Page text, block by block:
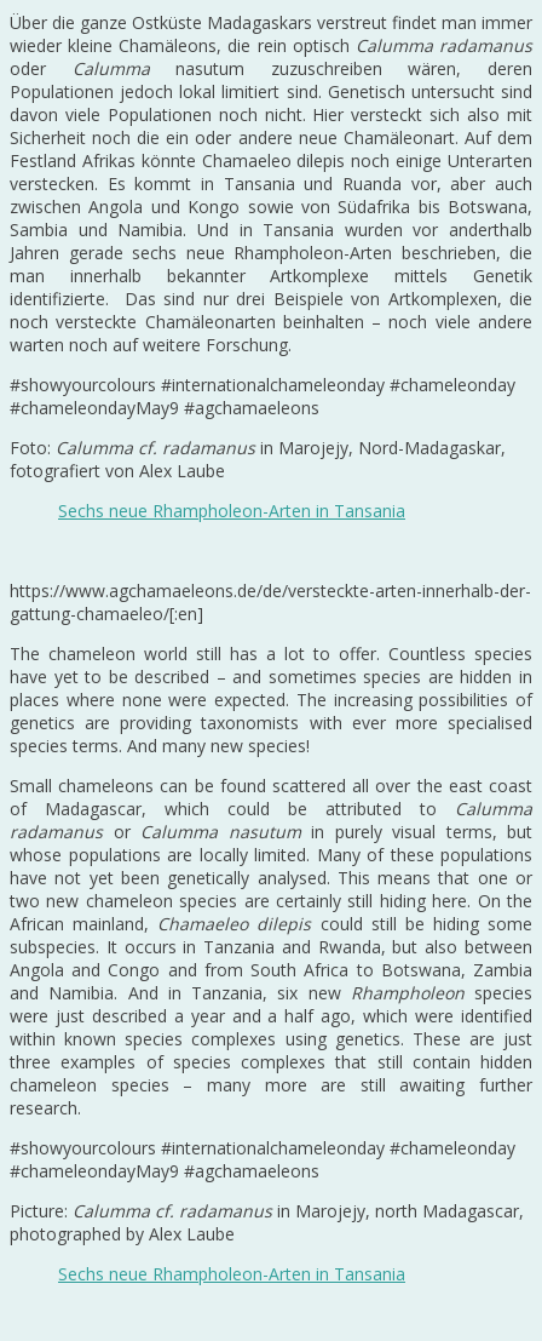
Über die ganze Ostküste Madagaskars verstreut findet man immer
wieder kleine Chamäleons, die rein optisch Calumma radamanus
oder
Calummanasutum zuzuschreiben wären, deren
Populationen jedoch lokal limitiert sind. Genetisch untersucht sind
davon viele Populationen noch nicht. Hier versteckt sich also mit
Sicherheit noch die ein oder andere neue Chamäleonart. Auf dem
Festland Afrikas könnte Chamaeleo dilepis noch einige Unterarten
verstecken. Es kommt in Tansania und Ruanda vor, aber auch
zwischen Angola und Kongo sowie von Südafrika bis Botswana,
Sambia und Namibia. Und in Tansania wurden vor anderthalb
Jahren gerade sechs neue Rhampholeon-Arten beschrieben, die
man innerhalb bekannter Artkomplexe mittels Genetik
identifizierte. Das sind nur drei Beispiele von Artkomplexen, die
noch versteckte Chamäleonarten beinhalten – noch viele andere
warten noch auf weitere Forschung.
#showyourcolours #internationalchameleonday #chameleonday
#chameleondayMay9 #agchamaeleons
Foto: Calumma cf. radamanusin Marojejy, Nord-Madagaskar,
fotografiert von Alex Laube
Sechs neue Rhampholeon-Arten in Tansania
https://www.agchamaeleons.de/de/versteckte-arten-innerhalb-der-
gattung-chamaeleo/[:en]
The chameleon world still has a lot to offer. Countless species
have yet to be described – and sometimes species are hidden in
places where none were expected. The increasing possibilities of
genetics are providing taxonomists with ever more specialised
species terms. And many new species!
Small chameleons can be found scattered all over the east coast
of Madagascar, which could be attributed to
Calumma
radamanusor Calumma nasutumin purely visual terms, but
whose populations are locally limited. Many of these populations
have not yet been genetically analysed. This means that one or
two new chameleon species are certainly still hiding here. On the
African mainland, Chamaeleo dilepiscould still be hiding some
subspecies. It occurs in Tanzania and Rwanda, but also between
Angola and Congo and from South Africa to Botswana, Zambia
and Namibia. And in Tanzania, six new Rhampholeonspecies
were just described a year and a half ago, which were identified
within known species complexes using genetics. These are just
three examples of species complexes that still contain hidden
chameleon species – many more are still awaiting further
research.
#showyourcolours #internationalchameleonday #chameleonday
#chameleondayMay9 #agchamaeleons
Picture: Calumma cf. radamanusin Marojejy, north Madagascar,
photographed by Alex Laube
Sechs neue Rhampholeon-Arten in Tansania